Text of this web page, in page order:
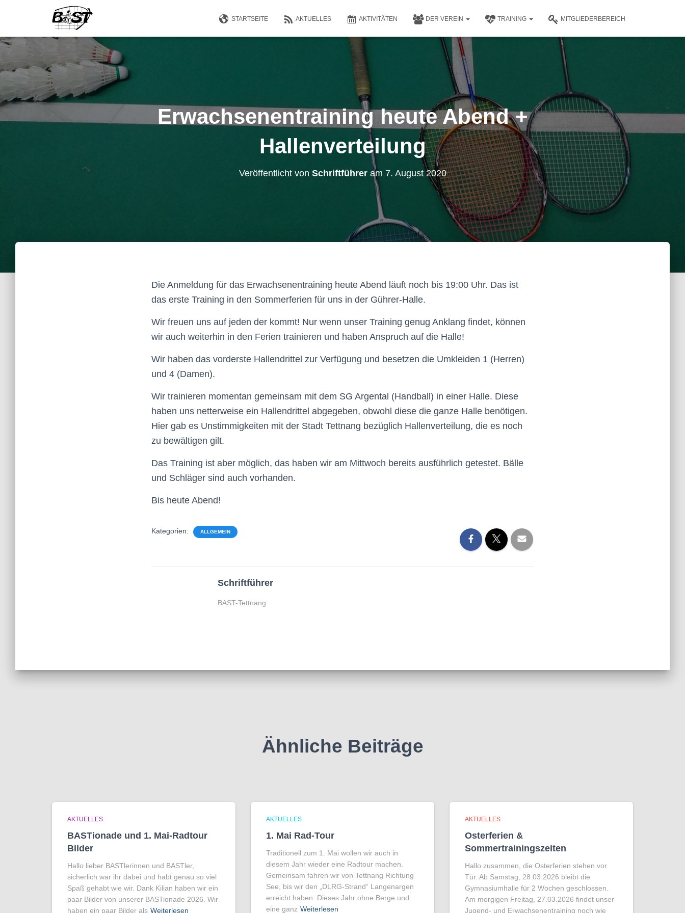
STARTSEITE AKTUELLES AKTIVITÄTEN DER VEREIN TRAINING MITGLIEDERBEREICH
Erwachsenentraining heute Abend +
Hallenverteilung
Veröffentlicht von Schriftführeram 7. August 2020
Die Anmeldung für das Erwachsenentraining heute Abend läuft noch bis 19:00 Uhr. Das ist
das erste Training in den Sommerferien für uns in der Gührer-Halle.
Wir freuen uns auf jeden der kommt! Nur wenn unser Training genug Anklang findet, können
wir auch weiterhin in den Ferien trainieren und haben Anspruch auf die Halle!
Wir haben das vorderste Hallendrittel zur Verfügung und besetzen die Umkleiden 1 (Herren)
und 4 (Damen).
Wir trainieren momentan gemeinsam mit dem SG Argental (Handball) in einer Halle. Diese
haben uns netterweise ein Hallendrittel abgegeben, obwohl diese die ganze Halle benötigen.
Hier gab es Unstimmigkeiten mit der Stadt Tettnang bezüglich Hallenverteilung, die es noch
zu bewältigen gilt.
Das Training ist aber möglich, das haben wir am Mittwoch bereits ausführlich getestet. Bälle
und Schläger sind auch vorhanden.
Bis heute Abend!
Kategorien: ALLGEMEIN
Schriftführer
BAST-Tettnang
Ähnliche Beiträge
AKTUELLES
BASTionade und 1. Mai-Radtour
Bilder
Hallo lieber BASTlerinnen und BASTler,
sicherlich war ihr dabei und habt genau so viel
Spaß gehabt wie wir. Dank Kilian haben wir ein
paar Bilder von unserer BASTionade 2026. Wir
haben ein paar Bilder als Weiterlesen
AKTUELLES
1. Mai Rad-Tour
Traditionell zum 1. Mai wollen wir auch in
diesem Jahr wieder eine Radtour machen.
Gemeinsam fahren wir von Tettnang Richtung
See, bis wir den „DLRG-Strand“ Langenargen
erreicht haben. Dieses Jahr ohne Berge und
eine ganz Weiterlesen
AKTUELLES
Osterferien &
Sommertrainingszeiten
Hallo zusammen, die Osterferien stehen vor
Tür. Ab Samstag, 28.03.2026 bleibt die
Gymnasiumhalle für 2 Wochen geschlossen.
Am morgigen Freitag, 27.03.2026 findet unser
Jugend- und Erwachsenentraining noch wie